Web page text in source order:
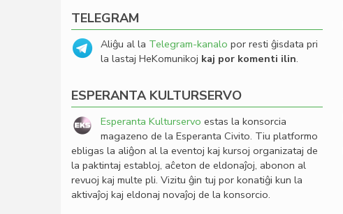
TELEGRAM
Aliĝu al la Telegram-kanalo por resti ĝisdata pri
la lastaj HeKomunikoj kaj por komenti ilin.
ESPERANTA KULTURSERVO
Esperanta Kulturservo estas la konsorcia
magazeno de la Esperanta Civito. Tiu platformo
ebligas la aliĝon al la eventoj kaj kursoj organizataj de
la paktintaj establoj, aĉeton de eldonaĵoj, abonon al
revuoj kaj multe pli. Vizitu ĝin tuj por konatiĝi kun la
aktivaĵoj kaj eldonaj novaĵoj de la konsorcio.